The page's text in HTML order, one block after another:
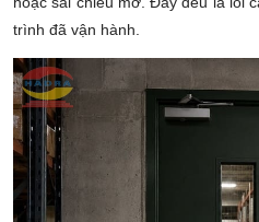
trình đã vận hành.